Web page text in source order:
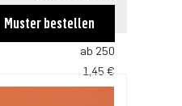
2,18 €
ab 250
1,45 €
Muster bestellen